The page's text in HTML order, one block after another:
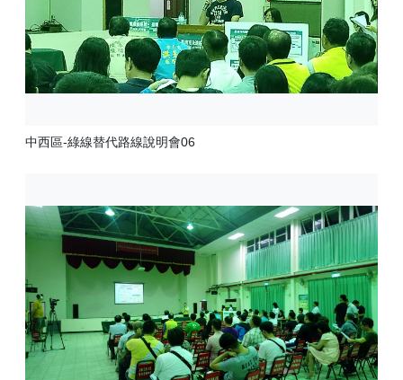
中西區-綠線替代路線說明會06